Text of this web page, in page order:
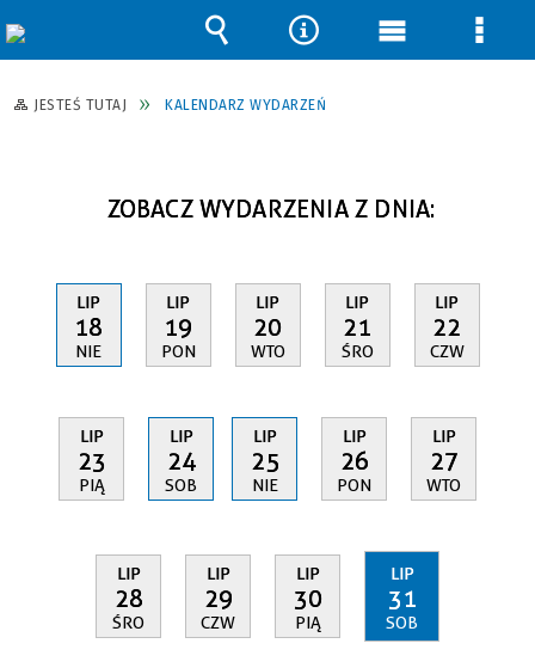
JESTEŚ TUTAJ KALENDARZ WYDARZEŃ
ZOBACZ WYDARZENIA Z DNIA:
LIP
18
NIE
LIP
19
PON
LIP
20
WTO
LIP
21
ŚRO
LIP
22
CZW
LIP
23
PIĄ
LIP
24
SOB
LIP
25
NIE
LIP
26
PON
LIP
27
WTO
LIP
28
ŚRO
LIP
29
CZW
LIP
30
PIĄ
LIP
31
SOB
Wyszukiwarka
Narzędzia
Menu Menu